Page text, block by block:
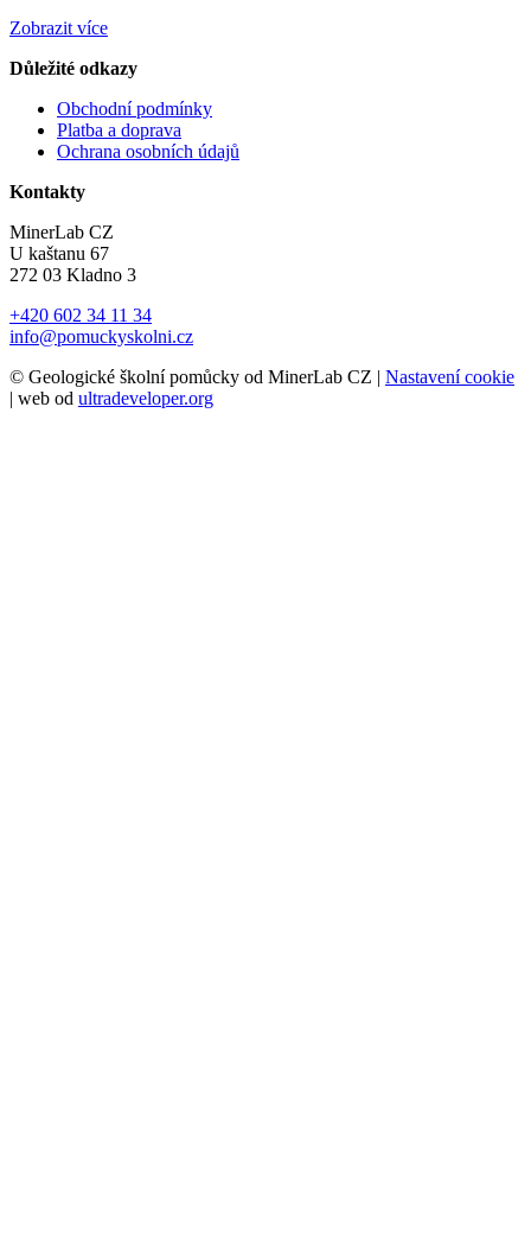
Zobrazit více
Důležité odkazy
Obchodní podmínky
Platba a doprava
Ochrana osobních údajů
Kontakty
MinerLab CZ
U kaštanu 67
272 03 Kladno 3
+420 602 34 11 34
info@pomuckyskolni.cz
© Geologické školní pomůcky od MinerLab CZ | Nastavení cookie
| web od ultradeveloper.org